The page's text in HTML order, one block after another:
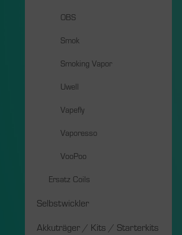
OBS
Smok
Smoking Vapor
Uwell
Vapefly
Vaporesso
VooPoo
Ersatz Coils
Selbstwickler
Akkuträger / Kits / Starterkits